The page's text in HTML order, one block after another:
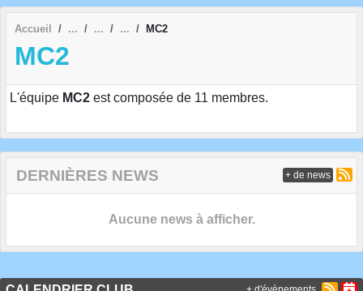
Accueil MC2
MC2
L'équipe MC2 est composée de 11 membres.
DERNIÈRES NEWS
Aucune news à afficher.
+ de news